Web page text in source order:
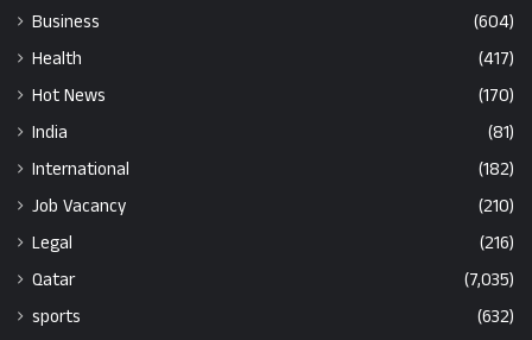
Business
(604)
Health
(417)
Hot News
(170)
India
(81)
International
(182)
Job Vacancy
(210)
Legal
(216)
Qatar
(7,035)
sports
(632)